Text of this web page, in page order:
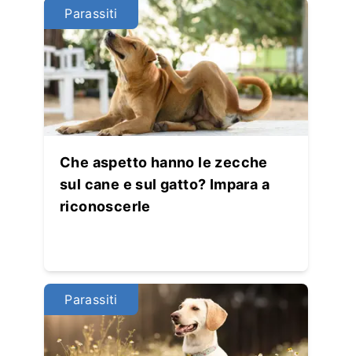
Parassiti
Che aspetto hanno le zecche
sul cane e sul gatto? Impara a
riconoscerle
Parassiti